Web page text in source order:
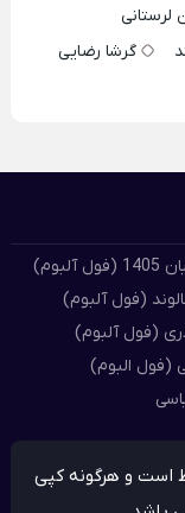
گرشا رضایی
(فول آلبوم)
(فول آلبوم)
(فول البوم)
است و هرگونه کپی